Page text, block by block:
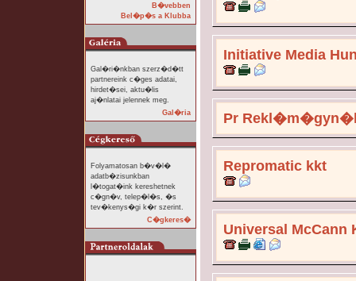
B�vebben
Bel�p�s a Klubba
Gal�ri�nkban szerz�d�tt
partnereink c�ges adatai,
hirdet�sei, aktu�lis
aj�nlatai jelennek meg.
Gal�ria
Folyamatosan b�v�l�
adatb�zisunkban
l�togat�ink kereshetnek
c�gn�v, telep�l�s, �s
tev�kenys�gi k�r szerint.
C�gkeres�
Initiative Media
Pr
Repromatic kkt
Universal McCann